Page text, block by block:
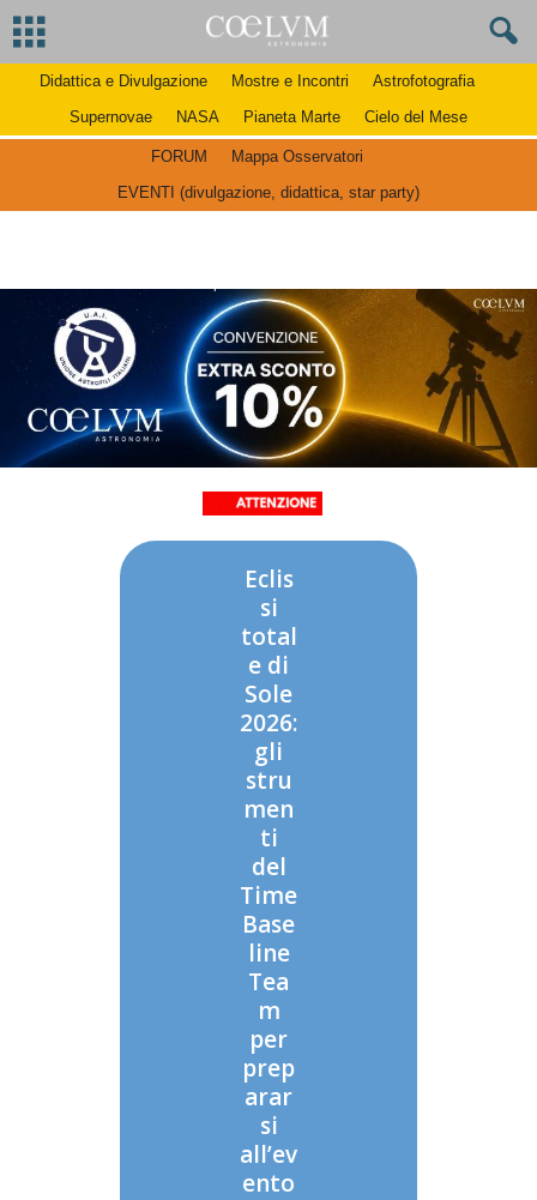
Didattica e Divulgazione Mostre e Incontri
Astrofotografia
Supernovae
NASA Pianeta Marte Cielo del Mese
FORUM
Mappa Osservatori
EVENTI (divulgazione, didattica, star party)
Eclis
si
total
e di
Sole
2026:
gli
stru
men
ti
del
Time
Base
line
Tea
m
per
prep
arar
si
all’ev
ento